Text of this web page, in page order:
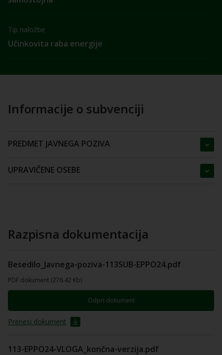
Tip naložbe
Učinkovita raba energije
Informacije o subvenciji
PREDMET JAVNEGA POZIVA
UPRAVIČENE OSEBE
Razpisna dokumentacija
Besedilo_Javnega-poziva-113SUB-EPPO24.pdf
PDF dokument (276.42 Kb)
Odpri dokument
Prenesi dokument
113-EPPO24-VLOGA_končna-verzija.pdf